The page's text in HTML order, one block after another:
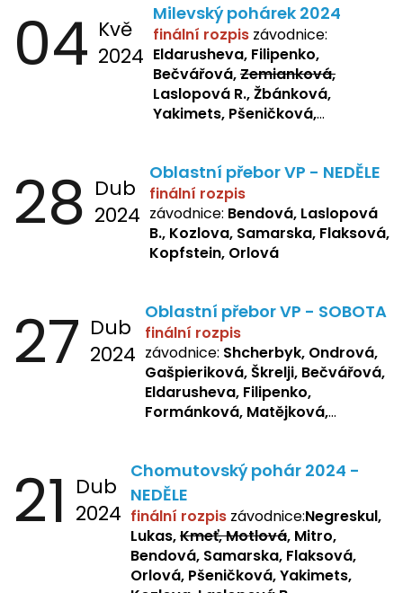
04 Kvě
2024
Milevský pohárek 2024
finální rozpis závodnice:
Eldarusheva, Filipenko,
Bečvářová,Zemianková,
Laslopová R., Žbánková,
Yakimets, Pšeničková,
28 Dub
2024
Oblastní přebor VP - NEDĚLE
finální rozpis
závodnice: Bendová, Laslopová
B., Kozlova, Samarska, Flaksová,
Kopfstein, Orlová
27 Dub
2024
Oblastní přebor VP - SOBOTA
finální rozpis
závodnice: Shcherbyk, Ondrová,
Gašpieriková, Škrelji, Bečvářová,
Eldarusheva, Filipenko,
Formánková, Matějková,
Sochorová, Repetska, Lukas,
Negreskul, Mitro
21 Dub
2024
Chomutovský pohár 2024 -
NEDĚLE
finální rozpis závodnice:Negreskul,
Lukas,Kmeť, Motlová, Mitro,
Bendová, Samarska, Flaksová,
Orlová, Pšeničková, Yakimets,